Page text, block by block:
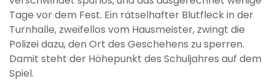
Tage vor dem Fest. Ein rätselhafter Blutfleck in der
Turnhalle, zweifellos vom Hausmeister, zwingt die
Polizei dazu, den Ort des Geschehens zu sperren.
Damit steht der Höhepunkt des Schuljahres auf dem
Spiel.